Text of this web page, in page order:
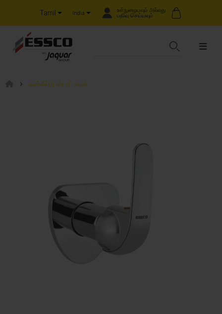
Tamil India உள்நுழையவும் அல்லது
பதிவு செய்யவும்
கன்சீல்டு ஸ்டாப் காக்